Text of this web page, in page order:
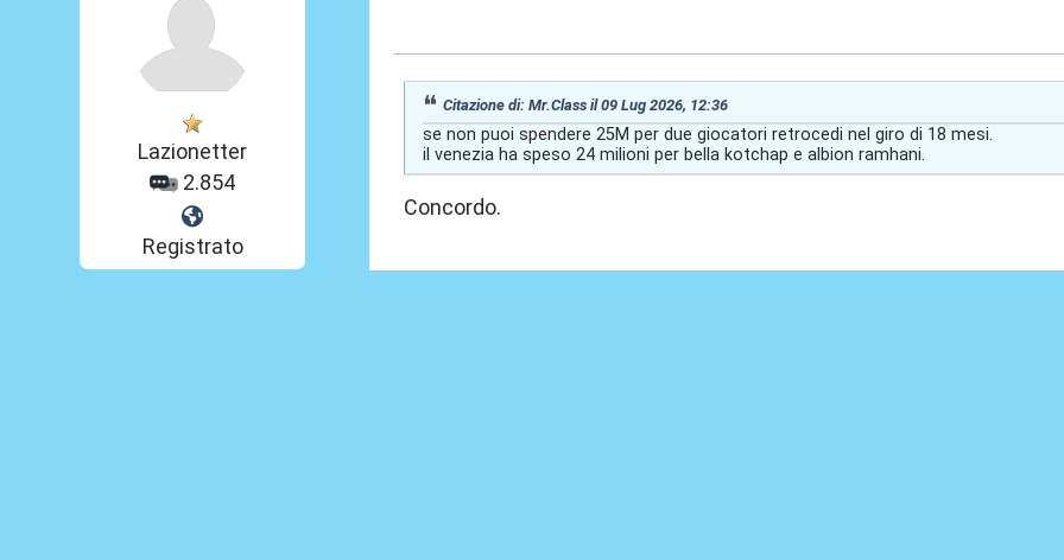
Lazionetter
2.854
Registrato
Citazione di: Mr.Class il 09 Lug 2026, 12:36
se non puoi spendere 25M per due giocatori retrocedi nel giro di 18 mesi.
il venezia ha speso 24 milioni per bella kotchap e albion ramhani.
Concordo.